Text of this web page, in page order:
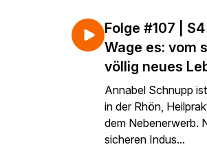
Folge #107 |
Wage es: vom
völlig neues
Annabel Schnupp
in der Rhön,
dem Nebenerwerb.
sicheren Indus...